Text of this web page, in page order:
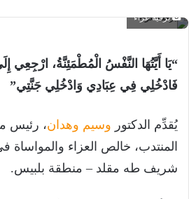
برقية عزاء
“يَا أَيَّتُهَا النَّفْسُ الْمُطْمَئِنَّةُ، ارْجِعِي
فَادْخُلِي فِي عِبَادِي وَادْخُلِي جَنَّتِي”
يُقدِّم الدكتور وسيم وهدان، رئيس
المنتدب، خالص العزاء والمواساة
شريف طه مقلد – منطقة بلبيس.